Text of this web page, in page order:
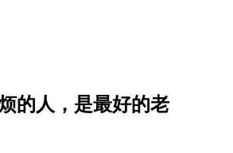
的人，是最好的老